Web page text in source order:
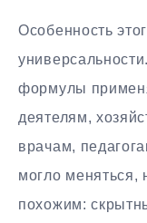
Особенность
формулы
деятелям,
врачам,
могло меняться,
похожим: